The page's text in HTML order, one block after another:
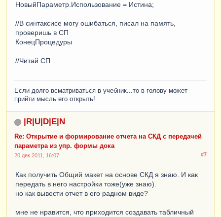
НовыйПараметр.Использование = Истина;
//В синтаксисе могу ошибаться, писал на память,
проверишь в СП
КонецПроцедуры
//Читай СП
Если долго всматриваться в учебник...то в голову может
прийти мысль его открыть!
|R|U|D|E|N
Re: Открытие и формирование отчета на СКД с передачей
параметра из упр. формы дока
#7
20 дек 2011, 16:07
Как получить Общий макет на основе СКД я знаю. И как
передать в него настройки тоже(уже знаю).
но как вывести отчет в его радном виде?
мне не нравится, что приходится создавать табличный